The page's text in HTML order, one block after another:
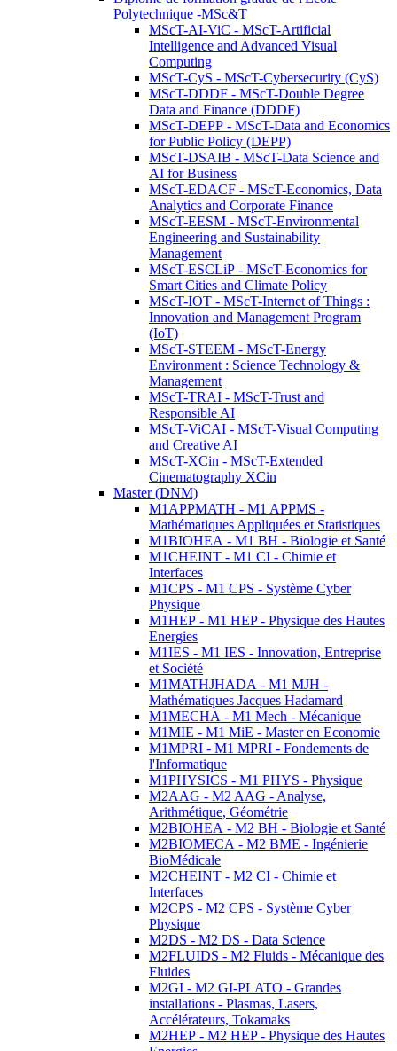
Polytechnique -MSc&T
MScT-AI-ViC - MScT-Artificial
Intelligence and Advanced Visual
Computing
MScT-CyS - MScT-Cybersecurity (CyS)
MScT-DDDF - MScT-Double Degree
Data and Finance (DDDF)
MScT-DEPP - MScT-Data and Economics
for Public Policy (DEPP)
MScT-DSAIB - MScT-Data Science and
AI for Business
MScT-EDACF - MScT-Economics, Data
Analytics and Corporate Finance
MScT-EESM - MScT-Environmental
Engineering and Sustainability
Management
MScT-ESCLiP - MScT-Economics for
Smart Cities and Climate Policy
MScT-IOT - MScT-Internet of Things :
Innovation and Management Program
(IoT)
MScT-STEEM - MScT-Energy
Environment : Science Technology &
Management
MScT-TRAI - MScT-Trust and
Responsible AI
MScT-ViCAI - MScT-Visual Computing
and Creative AI
MScT-XCin - MScT-Extended
Cinematography XCin
Master (DNM)
M1APPMATH - M1 APPMS -
Mathématiques Appliquées et Statistiques
M1BIOHEA - M1 BH - Biologie et Santé
M1CHEINT - M1 CI - Chimie et
Interfaces
M1CPS - M1 CPS - Système Cyber
Physique
M1HEP - M1 HEP - Physique des Hautes
Energies
M1IES - M1 IES - Innovation, Entreprise
et Société
M1MATHJHADA - M1 MJH -
Mathématiques Jacques Hadamard
M1MECHA - M1 Mech - Mécanique
M1MIE - M1 MiE - Master en Economie
M1MPRI - M1 MPRI - Fondements de
l'Informatique
M1PHYSICS - M1 PHYS - Physique
M2AAG - M2 AAG - Analyse,
Arithmétique, Géométrie
M2BIOHEA - M2 BH - Biologie et Santé
M2BIOMECA - M2 BME - Ingénierie
BioMédicale
M2CHEINT - M2 CI - Chimie et
Interfaces
M2CPS - M2 CPS - Système Cyber
Physique
M2DS - M2 DS - Data Science
M2FLUIDS - M2 Fluids - Mécanique des
Fluides
M2GI - M2 GI-PLATO - Grandes
installations - Plasmas, Lasers,
Accélérateurs, Tokamaks
M2HEP - M2 HEP - Physique des Hautes